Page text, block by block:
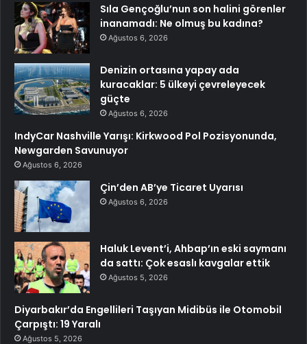
Sıla Gençoğlu’nun son halini görenler
inanamadı: Ne olmuş bu kadına?
Ağustos 6, 2026
Denizin ortasına yapay ada
kuracaklar: 5 ülkeyi çevreleyecek
güçte
Ağustos 6, 2026
IndyCar Nashville Yarışı: Kirkwood Pol Pozisyonunda,
Newgarden Savunuyor
Ağustos 6, 2026
Çin’den AB’ye Ticaret Uyarısı
Ağustos 6, 2026
Haluk Levent’i, Ahbap’ın eski saymanı
da sattı: Çok esaslı kavgalar ettik
Ağustos 5, 2026
Diyarbakır’da Engellileri Taşıyan Midibüs ile Otomobil
Çarpıştı: 19 Yaralı
Ağustos 5, 2026